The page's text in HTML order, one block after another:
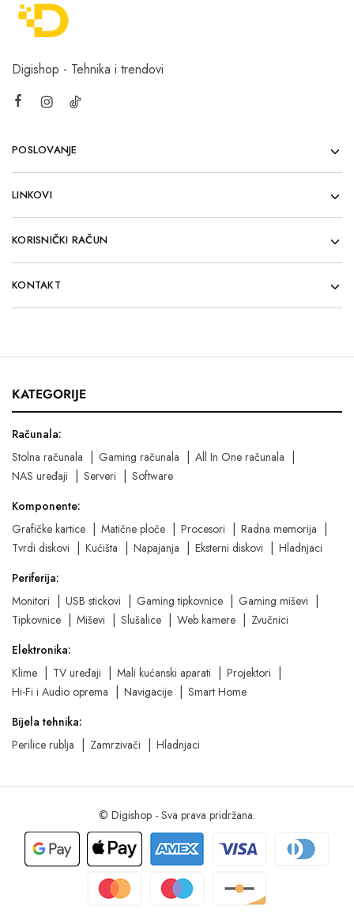
Digishop - Tehnika i trendovi
POSLOVANJE
LINKOVI
KORISNIČKI RAČUN
KONTAKT
KATEGORIJE
Računala:
Stolna računala
Gaming računala
All In One računala
NAS uređaji
Serveri
Software
Komponente:
Grafičke kartice
Matične ploče Procesori
Radna memorija
Tvrdi diskovi
Kućišta Napajanja Eksterni diskovi
Hladnjaci
Periferija:
Monitori
USB stickovi Gaming tipkovnice
Gaming miševi
Tipkovnice
Miševi Slušalice Web kamere
Zvučnici
Elektronika:
Klime
TV uređaji Mali kućanski aparati
Projektori
Hi-Fi i Audio oprema
Navigacije
Smart Home
Bijela tehnika:
Perilice rublja
Zamrzivači Hladnjaci
© Digishop - Sva prava pridržana.